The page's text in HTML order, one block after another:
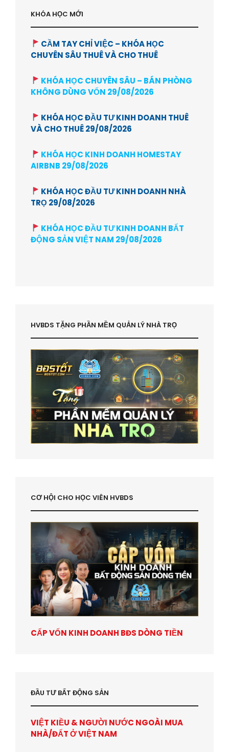
KHÓA HỌC MỚI
CẦM TAY CHỈ VIỆC – KHÓA HỌC
CHUYÊN SÂU THUÊ VÀ CHO THUÊ
KHÓA HỌC CHUYÊN SÂU – BÁN PHÒNG
KHÔNG DÙNG VỐN 29/08/2026
KHÓA HỌC ĐẦU TƯ KINH DOANH THUÊ
VÀ CHO THUÊ 29/08/2026
KHÓA HỌC KINH DOANH HOMESTAY
AIRBNB 29/08/2026
KHÓA HỌC ĐẦU TƯ KINH DOANH NHÀ
TRỌ 29/08/2026
KHÓA HỌC ĐẦU TƯ KINH DOANH BẤT
ĐỘNG SẢN VIỆT NAM 29/08/2026
HVBDS TẶNG PHẦN MỀM QUẢN LÝ NHÀ TRỌ
CƠ HỘI CHO HỌC VIÊN HVBDS
CẤP VỐN KINH DOANH BĐS DÒNG TIỀN
ĐẦU TƯ BẤT ĐỘNG SẢN
VIỆT KIỀU & NGƯỜI NƯỚC NGOÀI MUA
NHÀ/ĐẤT Ở VIỆT NAM